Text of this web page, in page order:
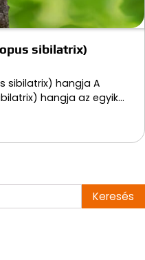
sibilatrix)
sibilatrix) hangja A
hangja az egyik…